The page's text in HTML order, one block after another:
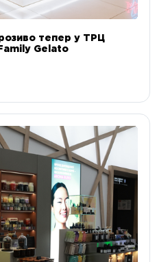
тепер у ТРЦ
Gelato